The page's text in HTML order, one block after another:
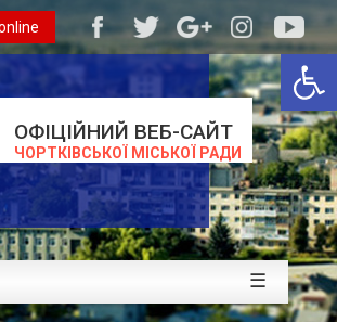
ОФІЦІЙНИЙ ВЕБ-САЙТ
ЧОРТКІВСЬКОЇ МІСЬКОЇ РАДИ
☰